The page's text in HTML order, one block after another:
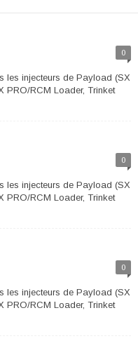
0
les injecteurs de Payload (SX
PRO/RCM Loader, Trinket
0
les injecteurs de Payload (SX
PRO/RCM Loader, Trinket
0
les injecteurs de Payload (SX
PRO/RCM Loader, Trinket